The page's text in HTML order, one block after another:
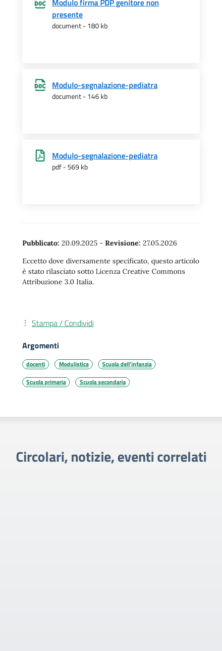
Modulo firma PDP genitore non
presente
document - 180 kb
Modulo-segnalazione-pediatra
document - 146 kb
Modulo-segnalazione-pediatra
pdf - 569 kb
Pubblicato: 20.09.2025 - Revisione: 27.05.2026
Eccetto dove diversamente specificato, questo articolo
è stato rilasciato sotto Licenza Creative Commons
Attribuzione 3.0 Italia.
Stampa / Condividi
Argomenti
docenti Modulistica
Scuola dell'infanzia
Scuola primaria
Scuola secondaria
Circolari, notizie, eventi correlati